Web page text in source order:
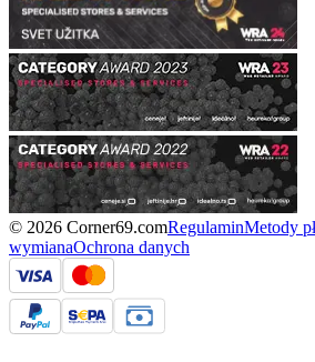
© 2026 Corner69.comRegulaminMetody
wymianaOchrona danych